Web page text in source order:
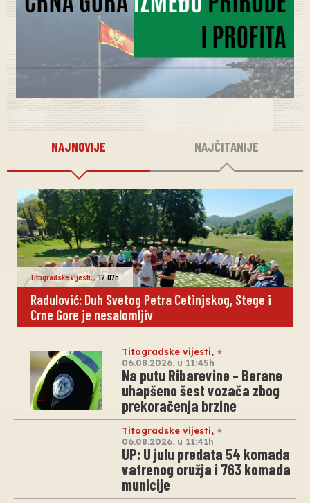
NAJNOVIJE NAJČITANIJE
Titogradske vijesti,, 12:07h
Radulović: Duh Svetog Petra Cetinjskog, Stege i
Crne Gore je nesalomljiv
Titogradske vijesti,
06.08.2026. u 11:45h
Na putu Ribarevine – Berane
uhapšeno šest vozača zbog
prekoračenja brzine
Titogradske vijesti,
06.08.2026. u 11:41h
UP: U julu predata 54 komada
vatrenog oružja i 763 komada
municije